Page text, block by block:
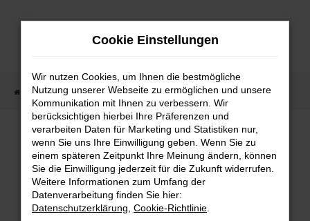
Zum
Startseite Fahrzeugangebote Fahrzeugmarkt
Fahrzeugmarkt
Fehler: Network Error
Cookie Einstellungen
Wir nutzen Cookies, um Ihnen die bestmögliche
Nutzung unserer Webseite zu ermöglichen und unsere
Kommunikation mit Ihnen zu verbessern. Wir
berücksichtigen hierbei Ihre Präferenzen und
verarbeiten Daten für Marketing und Statistiken nur,
wenn Sie uns Ihre Einwilligung geben. Wenn Sie zu
einem späteren Zeitpunkt Ihre Meinung ändern, können
Sie die Einwilligung jederzeit für die Zukunft widerrufen.
Weitere Informationen zum Umfang der
Datenverarbeitung finden Sie hier:
Datenschutzerklärung Cookie-Richtlinie